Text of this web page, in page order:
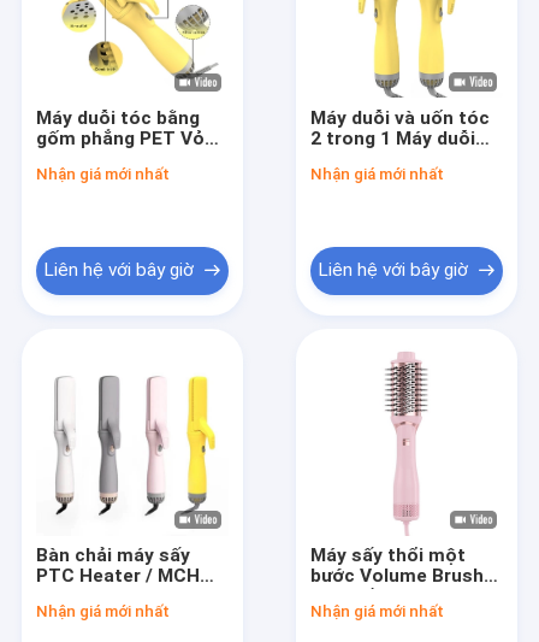
Máy duỗi tóc Titan
Máy duỗi tóc bằng sứ
Bàn chải tạo kiểu không khí nóng
Máy uốn tóc tự động
Máy sấy tóc DC
Máy sấy tóc không chổi than
Dụng cụ tạo kiểu tóc mini
Máy xén tóc không dây
Bàn chải làm sạch da mặt bằng điện
Máy duỗi tóc bằng
gốm phẳng PET Vỏ
Nhận giá mới nhất
Liên hệ với bây giờ
Máy duỗi và uốn tóc
2 trong 1 Máy duỗi
Bàn là phẳng tùy
Nhận giá mới nhất
Liên hệ với bây giờ
Bàn chải máy sấy
PTC Heater / MCH
Comb cho phụ nữ
Nhận giá mới nhất
Máy sấy thổi một
bước Volume Brush
nóng 3 trong 1
Nhận giá mới nhất